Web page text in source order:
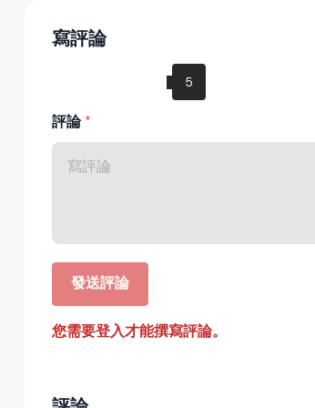
寫評論
評論
發送評論
您需要登入才能撰寫評論。